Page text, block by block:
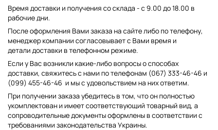
Время доставки и получения со склада - с 9.00 до 18.00 в
рабочие дни.
После оформления Вами заказа на сайте либо по телефону,
менеджер компании согласовывает с Вами время и
детали доставки в телефонном режиме.
Если у Вас возникли какие-либо вопросы о способах
доставки, свяжитесь с нами по телефонам (067) 333-46-46 и
(099) 455-46-46 и мы с удовольствием на них ответим.
При получении заказа убедитесь в том, что он полностью
укомплектован и имеет соответствующий товарный вид, а
сопроводительные документы оформлены в соответствии с
требованиями законодательства Украины.